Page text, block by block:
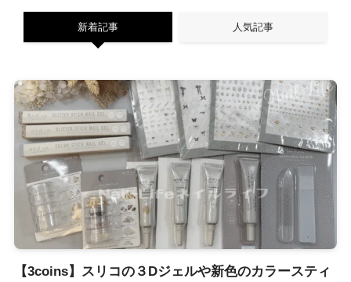
新着記事 人気記事
【3coins】スリコの３Dジェルや新色のカラースティ